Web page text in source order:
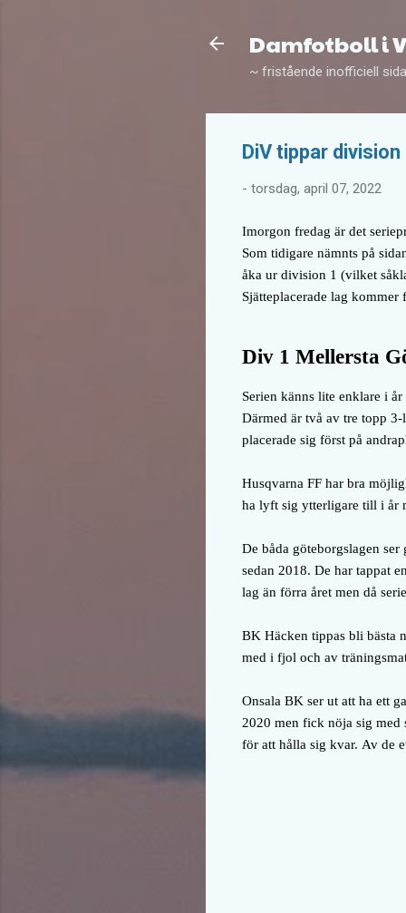
Damfotboll i
~ fristående inofficiell
DiV tippar division
- torsdag, april 07, 2022
Imorgon fredag är det
Som tidigare nämnts på
åka ur division 1 (vilket
Sjätteplacerade lag
Div 1 Mellersta
Serien känns lite enklare i
Därmed är två av tre topp
placerade sig först på
Husqvarna FF har bra
ha lyft sig ytterligare till i år
De båda göteborgslagen
sedan 2018. De har tappat
lag än förra året men då
BK Häcken tippas bli bästa
med i fjol och av
Onsala BK ser ut att ha ett
2020 men fick nöja sig med
för att hålla sig kvar. Av de